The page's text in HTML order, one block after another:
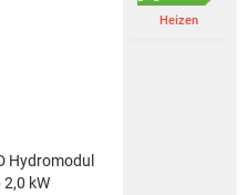
Hydromodul
kW
Heizen